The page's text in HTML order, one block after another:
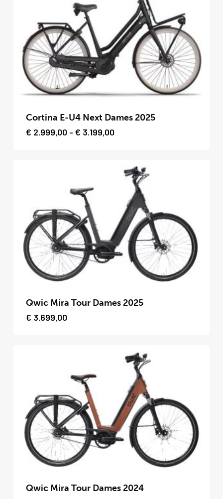
product
heeft
gekozen
worden
op
de
productpagina
Cortina E-U4 Next Dames 2025
€ 2.999,00 - € 3.199,00Prijsklasse:
€ 3.199,00
product
heeft
gekozen
worden
op
de
productpagina
Qwic Mira Tour Dames 2025
€ 3.699,00
product
Qwic Mira Tour Dames 2024